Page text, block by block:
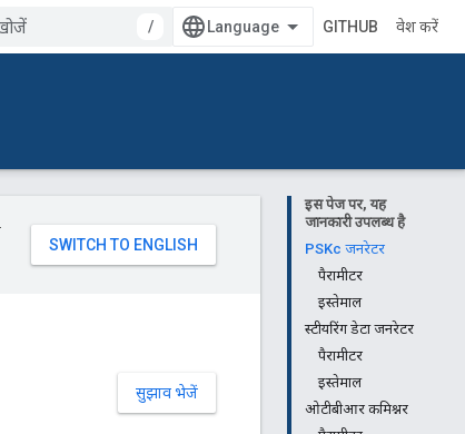
/ GITHUB प्रवेश करें
इस पेज पर, यह
जानकारी उपलब्ध है
PSKc जनरेटर
पैरामीटर
इस्तेमाल
स्टीयरिंग डेटा जनरेटर
पैरामीटर
इस्तेमाल
ओटीबीआर कमिश्नर
सुझाव भेजें